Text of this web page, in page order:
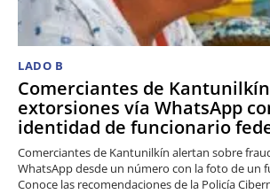
LADO B
Comerciantes de
extorsiones vía WhatsApp
identidad de funcionario
Comerciantes de Kantunilkín alertan sobre
WhatsApp desde un número con la foto de un
Conoce las recomendaciones de la Policía